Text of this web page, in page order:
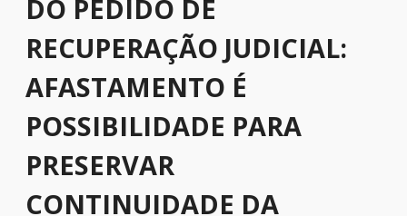
DO PEDIDO DE
RECUPERAÇÃO JUDICIAL:
AFASTAMENTO É
POSSIBILIDADE PARA
PRESERVAR
CONTINUIDADE DA